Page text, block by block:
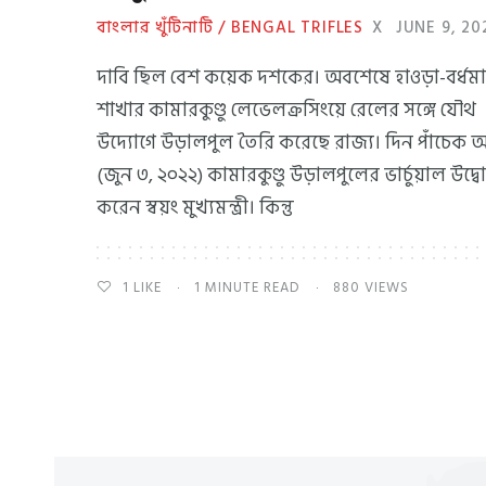
বাংলার খুঁটিনাটি / BENGAL TRIFLES X JUNE 9,
দাবি ছিল বেশ কয়েক দশকের। অবশেষে হাওড়া-
শাখার কামারকুণ্ডু লেভেলক্রসিংয়ে রেলের সঙ্গে যৌথ
উদ্যোগে উড়ালপুল তৈরি করেছে রাজ্য। দিন পাঁচেক
(জুন ৩, ২০২২) কামারকুণ্ডু উড়ালপুলের ভার্চুয়াল
করেন স্বয়ং মুখ্যমন্ত্রী। কিন্তু
1 LIKE 1 MINUTE READ 880 VIEWS